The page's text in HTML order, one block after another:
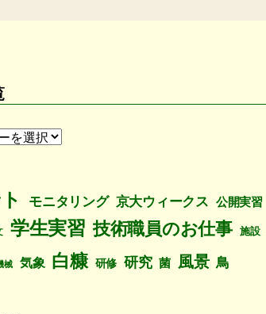
モニタリング 京大ウィークス 公開実習
学生実習 技術職員のお仕事 施設
械 気象 白糠 研修 研究 菌 風景 鳥